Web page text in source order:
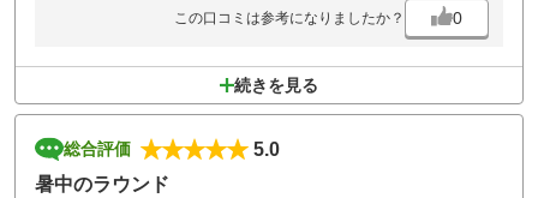
この口コミは参考になりましたか？ 0
続きを見る
総合評価
5.0
暑中のラウンド